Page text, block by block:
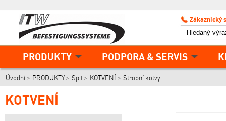
PRODUKTY PODPORA & SERVIS
Zákaznický
Úvodní PRODUKTY Spit KOTVENÍ Stropní kotvy
KOTVENÍ